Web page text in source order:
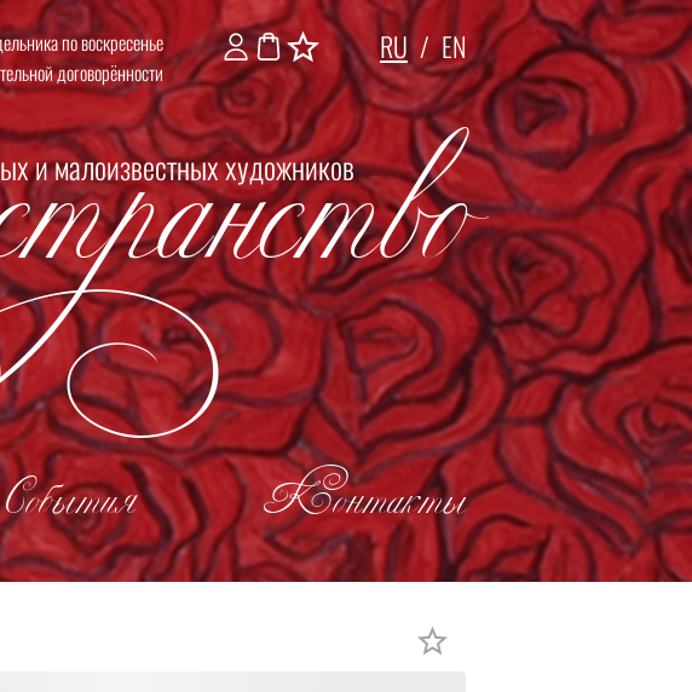
по воскресенье
договорённости
RU / EN
и малоизвестных художников
События Контакты